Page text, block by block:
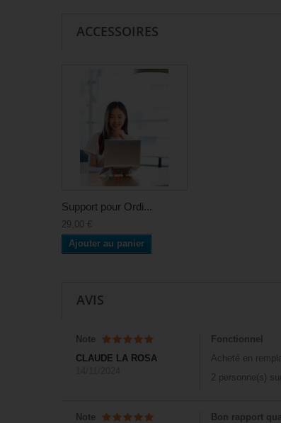
ACCESSOIRES
Support pour Ordi...
29,00 €
Ajouter au panier
AVIS
Note
CLAUDE LA ROSA
Fonctionnel
Acheté en
2 personne(s)
Note
Bon rapport